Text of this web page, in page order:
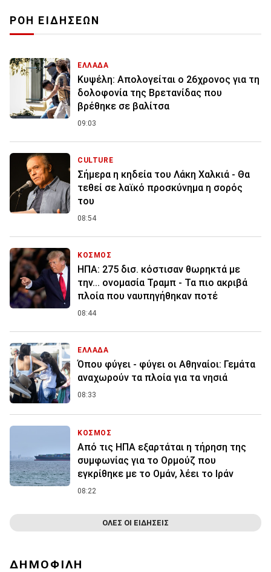
ΡΟΗ ΕΙΔΗΣΕΩΝ
ΕΛΛΑΔΑ
Κυψέλη: Απολογείται ο 26χρονος για τη
δολοφονία της Βρετανίδας που
βρέθηκε σε βαλίτσα
09:03
CULTURE
Σήμερα η κηδεία του Λάκη Χαλκιά - Θα
τεθεί σε λαϊκό προσκύνημα η σορός
του
08:54
ΚΟΣΜΟΣ
ΗΠΑ: 275 δισ. κόστισαν θωρηκτά με
την... ονομασία Τραμπ - Τα πιο ακριβά
πλοία που ναυπηγήθηκαν ποτέ
08:44
ΕΛΛΑΔΑ
Όπου φύγει - φύγει οι Αθηναίοι: Γεμάτα
αναχωρούν τα πλοία για τα νησιά
08:33
ΚΟΣΜΟΣ
Από τις ΗΠΑ εξαρτάται η τήρηση της
συμφωνίας για το Ορμούζ που
εγκρίθηκε με το Ομάν, λέει το Ιράν
08:22
ΟΛΕΣ ΟΙ ΕΙΔΗΣΕΙΣ
ΔΗΜΟΦΙΛΗ